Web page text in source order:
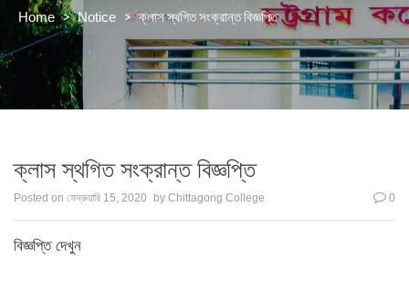
Home > Notice > ক্লাস স্থগিত সংক্রান্ত বিজ্ঞপ্তি
ক্লাস স্থগিত সংক্রান্ত বিজ্ঞপ্তি
Posted on ফেব্রুয়ারি 15, 2020 by Chittagong College 0
বিজ্ঞপ্তি দেখুন